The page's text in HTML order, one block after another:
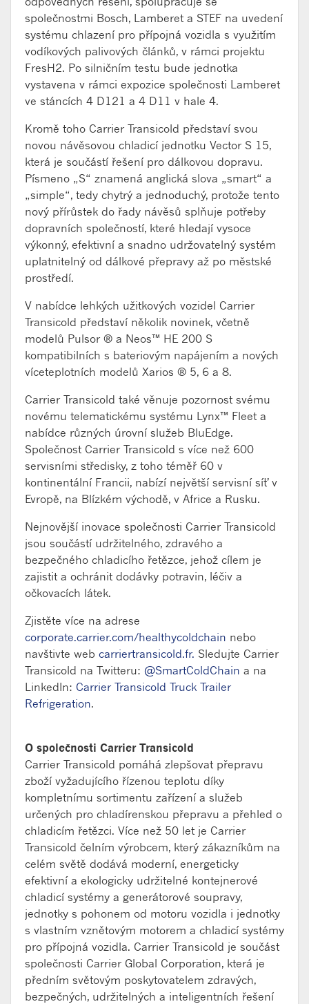
společnostmi Bosch, Lamberet a STEF na uvedení
systému chlazení pro přípojná vozidla s využitím
vodíkových palivových článků, v rámci projektu
FresH2. Po silničním testu bude jednotka
vystavena v rámci expozice společnosti Lamberet
ve stáncích 4 D121 a 4 D11 v hale 4.
Kromě toho Carrier Transicold představí svou
novou návěsovou chladicí jednotku Vector S 15,
která je součástí řešení pro dálkovou dopravu.
Písmeno „S“ znamená anglická slova „smart“ a
„simple“, tedy chytrý a jednoduchý, protože tento
nový přírůstek do řady návěsů splňuje potřeby
dopravních společností, které hledají vysoce
výkonný, efektivní a snadno udržovatelný systém
uplatnitelný od dálkové přepravy až po městské
prostředí.
V nabídce lehkých užitkových vozidel Carrier
Transicold představí několik novinek, včetně
modelů Pulsor ® a Neos™ HE 200 S
kompatibilních s bateriovým napájením a nových
víceteplotních modelů Xarios ® 5, 6 a 8.
Carrier Transicold také věnuje pozornost svému
novému telematickému systému Lynx™ Fleet a
nabídce různých úrovní služeb BluEdge.
Společnost Carrier Transicold s více než 600
servisními středisky, z toho téměř 60 v
kontinentální Francii, nabízí největší servisní síť v
Evropě, na Blízkém východě, v Africe a Rusku.
Nejnovější inovace společnosti Carrier Transicold
jsou součástí udržitelného, zdravého a
bezpečného chladicího řetězce, jehož cílem je
zajistit a ochránit dodávky potravin, léčiv a
očkovacích látek.
Zjistěte více na adrese
corporate.carrier.com/healthycoldchain nebo
navštivte web carriertransicold.fr. Sledujte Carrier
Transicold na Twitteru: @SmartColdChain a na
LinkedIn: Carrier Transicold Truck Trailer
Refrigeration.
O společnosti Carrier Transicold
Carrier Transicold pomáhá zlepšovat přepravu
zboží vyžadujícího řízenou teplotu díky
kompletnímu sortimentu zařízení a služeb
určených pro chladírenskou přepravu a přehled o
chladicím řetězci. Více než 50 let je Carrier
Transicold čelním výrobcem, který zákazníkům na
celém světě dodává moderní, energeticky
efektivní a ekologicky udržitelné kontejnerové
chladicí systémy a generátorové soupravy,
jednotky s pohonem od motoru vozidla i jednotky
s vlastním vznětovým motorem a chladicí systémy
pro přípojná vozidla. Carrier Transicold je součást
společnosti Carrier Global Corporation, která je
předním světovým poskytovatelem zdravých,
bezpečných, udržitelných a inteligentních řešení